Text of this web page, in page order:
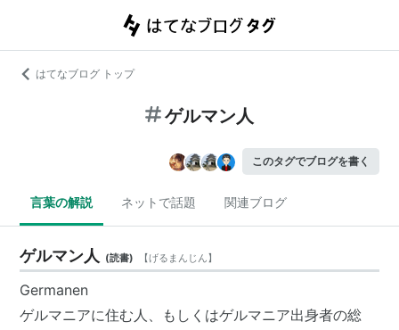
はてなブログ トップ
ゲルマン人
このタグでブログを書く
言葉の解説 ネットで話題 関連ブログ
ゲルマン人 (読書) 【げるまんじん】
Germanen
ゲルマニアに住む人、もしくはゲルマニア出身者の総